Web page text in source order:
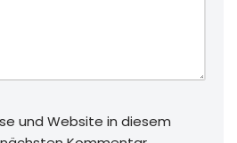
und Website in diesem